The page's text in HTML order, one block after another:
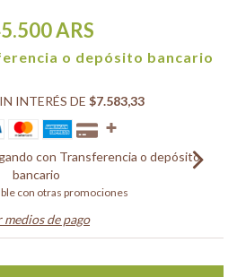
ARS
o depósito bancario
INTERÉS DE $7.583,33
con Transferencia o depósito
bancario
con otras promociones
medios de pago